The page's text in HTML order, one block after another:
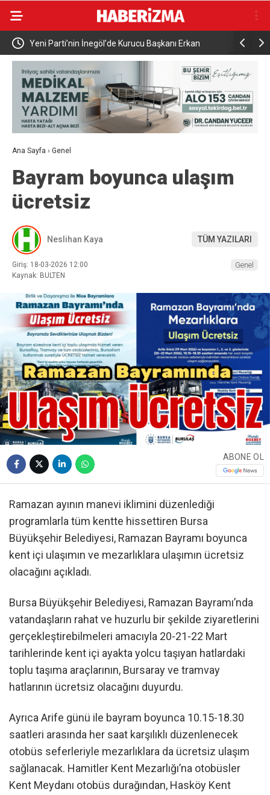
Başkanı Erkan Elektrikli bisiklet ile uçuruma yuvarlandılar:
Ana Sayfa › Genel
Bayram boyunca ulaşım
ücretsiz
Neslihan Kaya TÜM YAZILARI
Giriş: 18-03-2026 12:00
Kaynak: BULTEN
Genel
ABONE OL
Ramazan ayının manevi iklimini düzenlediği
programlarla tüm kentte hissettiren Bursa
Büyükşehir Belediyesi, Ramazan Bayramı boyunca
kent içi ulaşımın ve mezarlıklara ulaşımın ücretsiz
olacağını açıkladı.
Bursa Büyükşehir Belediyesi, Ramazan Bayramı’nda
vatandaşların rahat ve huzurlu bir şekilde ziyaretlerini
gerçekleştirebilmeleri amacıyla 20-21-22 Mart
tarihlerinde kent içi ayakta yolcu taşıyan hatlardaki
toplu taşıma araçlarının, Bursaray ve tramvay
hatlarının ücretsiz olacağını duyurdu.
Ayrıca Arife günü ile bayram boyunca 10.15-18.30
saatleri arasında her saat karşılıklı düzenlenecek
otobüs seferleriyle mezarlıklara da ücretsiz ulaşım
sağlanacak. Hamitler Kent Mezarlığı’na otobüsler
Kent Meydanı otobüs durağından, Hasköy Kent